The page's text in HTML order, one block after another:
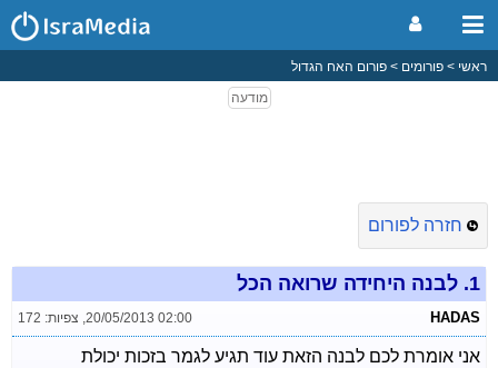
ראשי פורומים פורום האח הגדול
חזרה לפורום
1. לבנה היחידה שרואה הכל
HADAS
20/05/2013 02:00
, צפיות: 172
אני אומרת לכם לבנה הזאת עוד תגיע לגמר בזכות יכולת